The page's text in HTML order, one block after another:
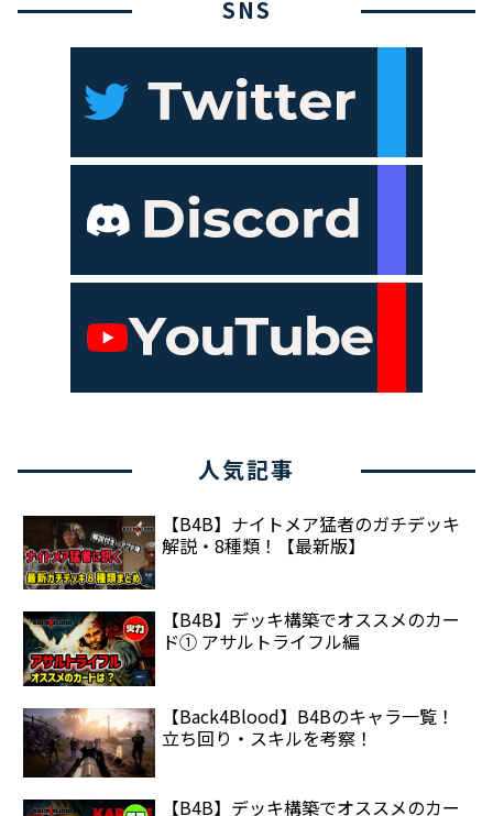
SNS
人気記事
【B4B】ナイトメア猛者のガチデッキ
解説・8種類！【最新版】
【B4B】デッキ構築でオススメのカー
ド① アサルトライフル編
【Back4Blood】B4Bのキャラ一覧！
立ち回り・スキルを考察！
【B4B】デッキ構築でオススメのカー